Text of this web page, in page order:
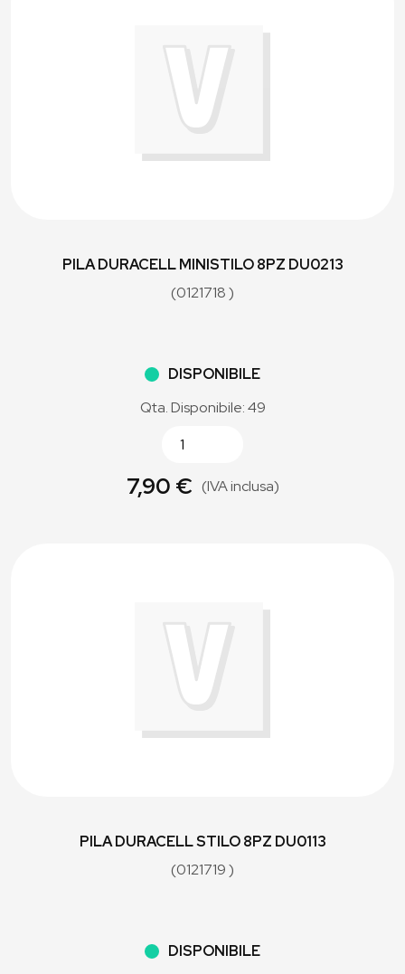
PILA DURACELL MINISTILO 8PZ DU0213
(0121718 )
DISPONIBILE
Qta. Disponibile: 49
7,90 € (IVA inclusa)
PILA DURACELL STILO 8PZ DU0113
(0121719 )
DISPONIBILE